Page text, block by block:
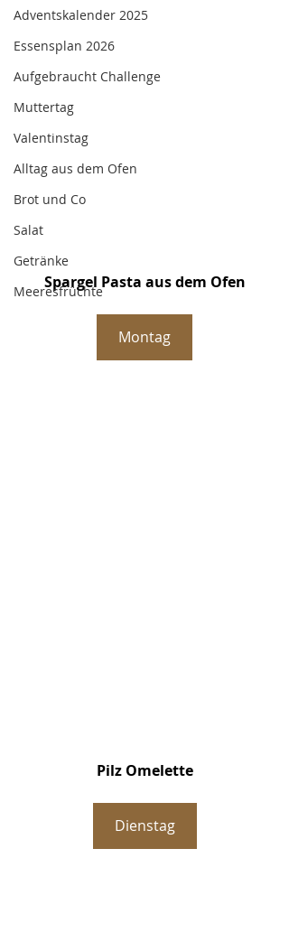
Adventskalender 2025
Essensplan 2026
Aufgebraucht Challenge
Muttertag
Valentinstag
Alltag aus dem Ofen
Brot und Co
Salat
Getränke
Meeresfrüchte
Spargel Pasta aus dem Ofen
Montag
Pilz Omelette
Dienstag